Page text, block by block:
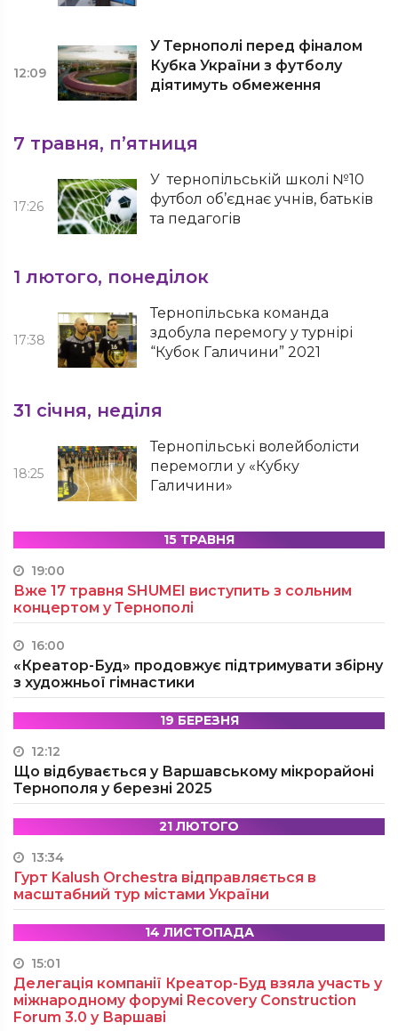
12:09
У Тернополі перед фіналом
Кубка України з футболу
діятимуть обмеження
7 травня, п’ятниця
17:26
У тернопільській школі №10
футбол об’єднає учнів, батьків
та педагогів
1 лютого, понеділок
17:38
Тернопільська команда
здобула перемогу у турнірі
“Кубок Галичини” 2021
31 січня, неділя
18:25
Тернопільські волейболісти
перемогли у «Кубку
Галичини»
15 ТРАВНЯ
19:00
Вже 17 травня SHUMEI виступить з сольним
концертом у Тернополі
16:00
«Креатор-Буд» продовжує підтримувати збірну
з художньої гімнастики
19 БЕРЕЗНЯ
12:12
Що відбувається у Варшавському мікрорайоні
Тернополя у березні 2025
21 ЛЮТОГО
13:34
Гурт Kalush Orchestra відправляється в
масштабний тур містами України
14 ЛИСТОПАДА
15:01
Делегація компанії Креатор-Буд взяла участь у
міжнародному форумі Recovery Construction
Forum 3.0 у Варшаві